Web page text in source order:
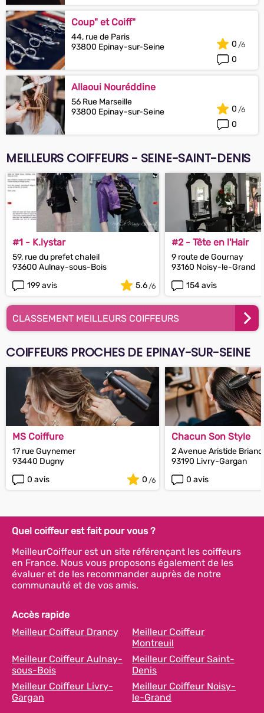
Coup" et Coiff"
44, rue de Paris
93800 Epinay-sur-Seine
0
0
Allaoui Nouréddine
56 Rue Marseille
93800 Epinay-sur-Seine
0
0
MEILLEURS COIFFEURS - SEINE-SAINT-DENIS
#1 - K.lystar
59, rue du prefet chaleil
93600 Aulnay-sous-Bois
199 avis
5.6
#2 - Tête en l'Hair
9 route de Gournay
93160 Noisy-le-Grand
154 avis
CLASSEMENT MEILLEURS COIFFEURS
COIFFEURS PROCHES DE EPINAY-SUR-SEINE
MS Coiffure
17 rue Guynemer
93440 Dugny
0 avis
0
Chacun Son Style
2 Avenue Aristide Briand
93190 Livry-Gargan
0 avis
Quel coiffeur est fait pour vous ?
MeilleurCoiffeur est un site référençant les coiffeurs
en France. Nous vous proposons également de les
évaluer et de les recommander auprès de notre
communauté et de vos amis.
Accès rapide
Meilleur Coiffeur Drancy
Meilleur Coiffeur
Montreuil
Meilleur Coiffeur Aulnay-
sous-Bois
Meilleur Coiffeur Saint-
Denis
Meilleur Coiffeur Livry-
Gargan
Meilleur Coiffeur Noisy-
le-Grand